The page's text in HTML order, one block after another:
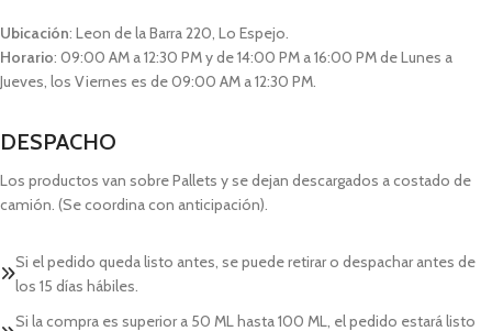
Ubicación: Leon de la Barra 220, Lo Espejo.
Horario: 09:00 AM a 12:30 PM y de 14:00 PM a 16:00 PM de Lunes a
Jueves, los Viernes es de 09:00 AM a 12:30 PM.
DESPACHO
Los productos van sobre Pallets y se dejan descargados a costado de
camión. (Se coordina con anticipación).
Si el pedido queda listo antes, se puede retirar o despachar antes de
los 15 días hábiles.
Si la compra es superior a 50 ML hasta 100 ML, el pedido estará listo